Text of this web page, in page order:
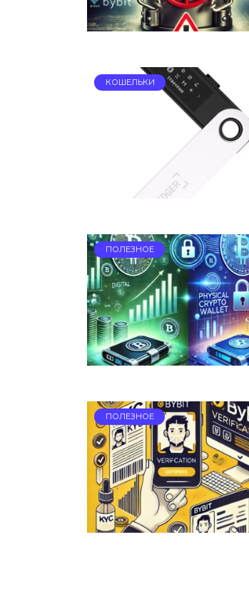
КОШЕЛЬКИ
ПОЛЕЗНОЕ
ПОЛЕЗНОЕ